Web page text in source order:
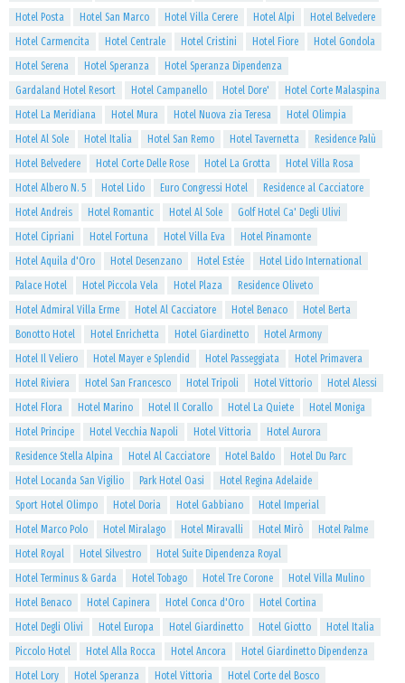
Hotel Posta
Hotel San Marco Hotel Villa Cerere Hotel Alpi
Hotel Belvedere
Hotel Carmencita
Hotel Centrale Hotel Cristini Hotel Fiore
Hotel Gondola
Hotel Serena
Hotel Speranza
Hotel Speranza Dipendenza
Gardaland Hotel Resort
Hotel Campanello Hotel Dore'
Hotel Corte Malaspina
Hotel La Meridiana
Hotel Mura Hotel Nuova zia Teresa
Hotel Olimpia
Hotel Al Sole
Hotel Italia Hotel San Remo Hotel Tavernetta
Residence Palù
Hotel Belvedere
Hotel Corte Delle Rose Hotel La Grotta
Hotel Villa Rosa
Hotel Albero N. 5
Hotel Lido Euro Congressi Hotel
Residence al Cacciatore
Hotel Andreis
Hotel Romantic Hotel Al Sole
Golf Hotel Ca' Degli Ulivi
Hotel Cipriani
Hotel Fortuna Hotel Villa Eva
Hotel Pinamonte
Hotel Aquila d'Oro
Hotel Desenzano Hotel Estée
Hotel Lido International
Palace Hotel
Hotel Piccola Vela Hotel Plaza
Residence Oliveto
Hotel Admiral Villa Erme
Hotel Al Cacciatore Hotel Benaco
Hotel Berta
Bonotto Hotel
Hotel Enrichetta Hotel Giardinetto
Hotel Armony
Hotel Il Veliero
Hotel Mayer e Splendid Hotel Passeggiata
Hotel Primavera
Hotel Riviera
Hotel San Francesco Hotel Tripoli Hotel Vittorio
Hotel Alessi
Hotel Flora
Hotel Marino Hotel Il Corallo Hotel La Quiete
Hotel Moniga
Hotel Principe
Hotel Vecchia Napoli Hotel Vittoria
Hotel Aurora
Residence Stella Alpina
Hotel Al Cacciatore Hotel Baldo
Hotel Du Parc
Hotel Locanda San Vigilio
Park Hotel Oasi
Hotel Regina Adelaide
Sport Hotel Olimpo
Hotel Doria Hotel Gabbiano
Hotel Imperial
Hotel Marco Polo
Hotel Miralago Hotel Miravalli Hotel Mirò
Hotel Palme
Hotel Royal
Hotel Silvestro
Hotel Suite Dipendenza Royal
Hotel Terminus & Garda
Hotel Tobago Hotel Tre Corone
Hotel Villa Mulino
Hotel Benaco
Hotel Capinera Hotel Conca d'Oro
Hotel Cortina
Hotel Degli Olivi
Hotel Europa Hotel Giardinetto Hotel Giotto
Hotel Italia
Piccolo Hotel
Hotel Alla Rocca Hotel Ancora
Hotel Giardinetto Dipendenza
Hotel Lory
Hotel Speranza Hotel Vittoria
Hotel Corte del Bosco